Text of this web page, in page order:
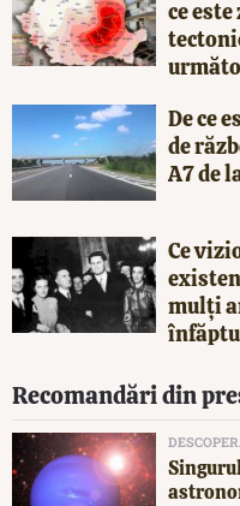
ce este
De ce
de
A7 de
Ce
mulți
Recomandări din